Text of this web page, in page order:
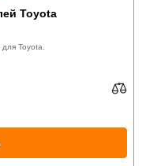
Toyota
Toyota.